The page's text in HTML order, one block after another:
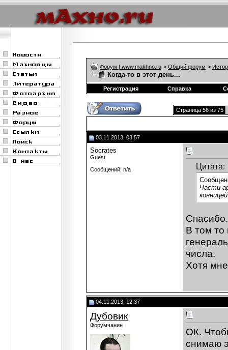
Форум | www.makhno.ru > Общий форум >
Когда-то в этот день...
Регистрация Справка
Страница 56 из 75
03.11.2013, 03:57
Socrates
Guest
Сообщений: n/a
Цитата:
Части
Спасибо.
В том то
числа.
Хотя
04.11.2013, 12:37
Дубовик
Форумчанин
ОК.
снимаю